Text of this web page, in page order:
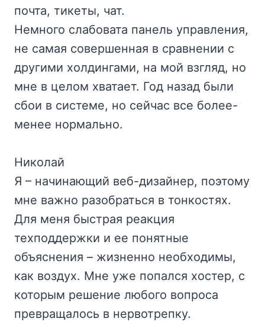
почта, тикеты, чат.
Немного слабовата панель управления,
не самая совершенная в сравнении с
другими холдингами, на мой взгляд, но
мне в целом хватает. Год назад были
сбои в системе, но сейчас все более-
менее нормально.
Николай
Я – начинающий веб-дизайнер, поэтому
мне важно разобраться в тонкостях.
Для меня быстрая реакция
техподдержки и ее понятные
объяснения – жизненно необходимы,
как воздух. Мне уже попался хостер, с
которым решение любого вопроса
превращалось в нервотрепку.